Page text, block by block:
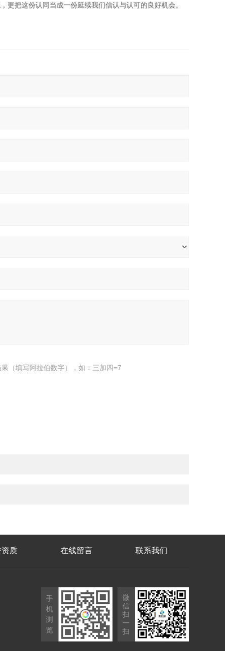
更把这份认同当成一份延续我们信认与认可的良好机会。
（填写阿拉伯数字），如：三加四=7
质 在线留言 联系我们
手
机
浏
览
微
信
扫
一
扫